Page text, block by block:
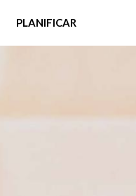
PLANIFICAR